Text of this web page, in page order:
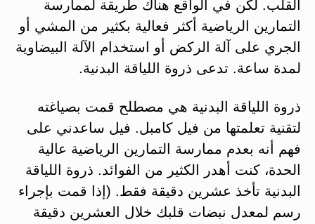
القلب. لكن في الواقع هناك طريقة لممارسة
التمارين الرياضية أكثر فعالية بكثير من المشي أو
الجري على آلة الركض أو استخدام الآلة البيضاوية
لمدة ساعة. تدعى ذروة اللياقة البدنية.
ذروة اللياقة البدنية هي مصطلح قمت بصياغته
لتقنية تعلمتها من فيل كامبل. فيل ساعدني على
فهم أنه بعدم ممارسة التمارين الرياضية عالية
الحدة، كنت أهدر الكثير من الفوائد. ذروة اللياقة
البدنية تأخذ عشرين دقيقة فقط. (إذا قمت بإجراء
رسم لمعدل نبضات قلبك خلال العشرين دقيقة